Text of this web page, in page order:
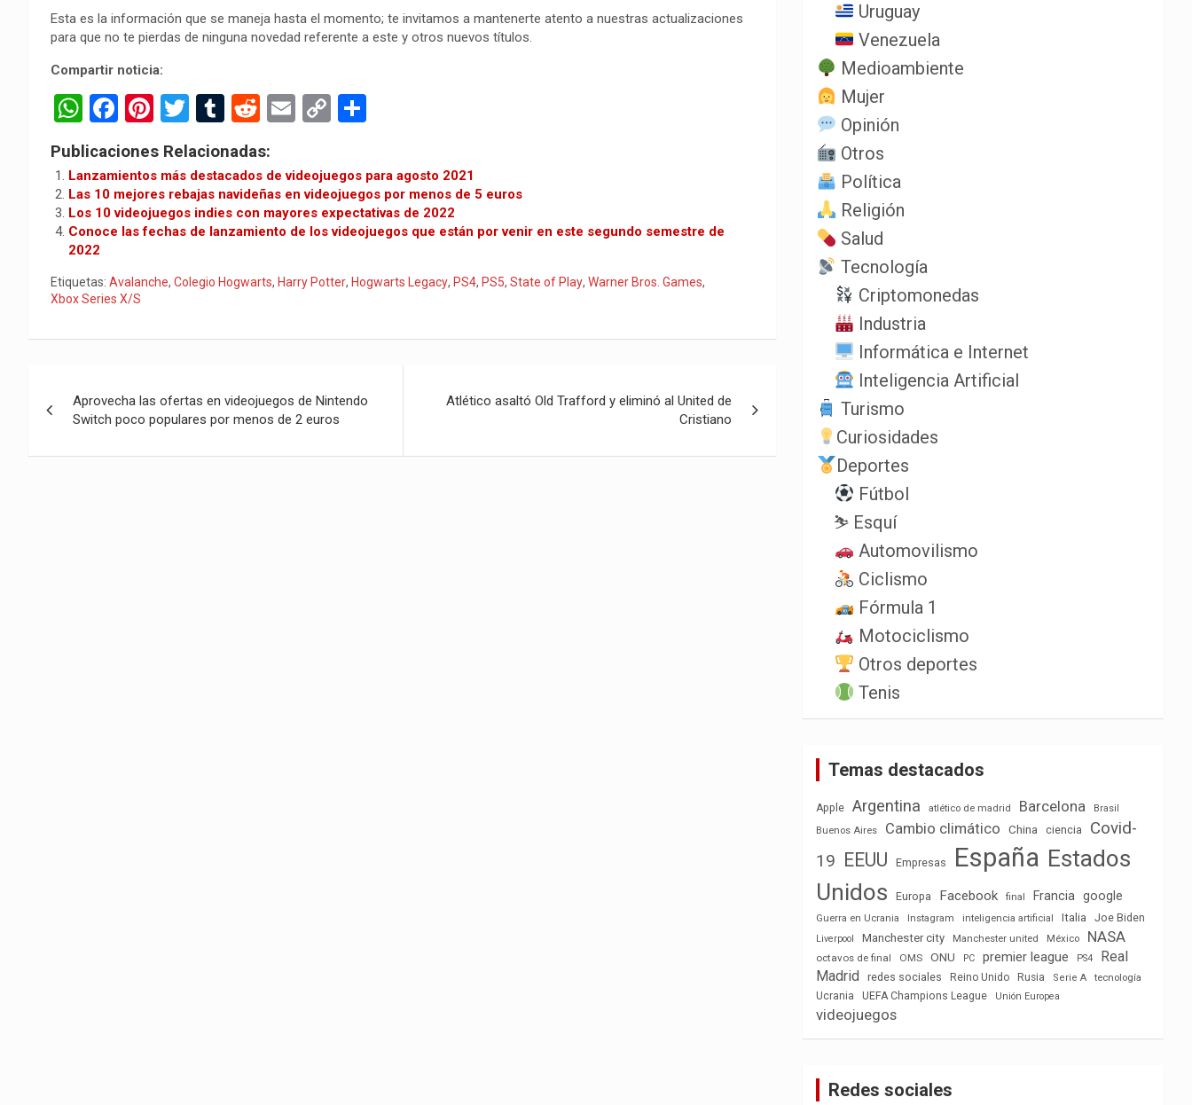
Esta es la información que se maneja hasta el momento; te invitamos a mantenerte atento a nuestras actualizaciones
para que no te pierdas de ninguna novedad referente a este y otros nuevos títulos.
Compartir noticia:
W
h
at
s
A
p
p
F
a
ce
b
o
k
Pi
er
es
t
T
wi
tt
er
T
m
bl
r
R
d
di
t
E
ail
C
py
Li
n
m
p
ar
tir
Publicaciones Relacionadas:
Lanzamientos más destacados de videojuegos para agosto 2021
Las 10 mejores rebajas navideñas en videojuegos por menos de 5 euros
Los 10 videojuegos indies con mayores expectativas de 2022
Conoce las fechas de lanzamiento de los videojuegos que están por venir en este segundo semestre de
2022
Etiquetas: Avalanche, Colegio Hogwarts, Harry Potter, Hogwarts Legacy, PS4, PS5, State of Play, Warner Bros. Games,
Xbox Series X/S
de
entradas
Aprovecha las ofertas en videojuegos de Nintendo
Switch poco populares por menos de 2 euros
Atlético asaltó Old Trafford y eliminó al United de
Cristiano
Uruguay
Venezuela
Medioambiente
Mujer
Opinión
Otros
Política
Religión
Salud
Tecnología
Criptomonedas
Industria
Informática e Internet
Inteligencia Artificial
Turismo
Curiosidades
Deportes
Fútbol
⛷️ Esquí
Automovilismo
Ciclismo
Fórmula 1
Motociclismo
Otros deportes
Tenis
Temas destacados
Apple Argentina atlético de madrid Barcelona
Brasil
Buenos Aires
Cambio climático China ciencia
Covid-
19
EEUU Empresas España Estados
Unidos
Europa Facebook final Francia google
Guerra en Ucrania Instagram inteligencia artificial Italia Joe Biden
Liverpool Manchester city Manchester united México NASA
octavos de final OMS ONU PC premier league PS4
Real
Madrid
redes sociales Reino Unido Rusia Serie A
tecnología
Ucrania
UEFA Champions League Unión Europea
videojuegos
Redes sociales